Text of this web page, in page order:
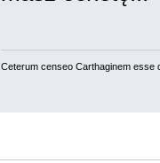
Ceterum censeo Carthaginem esse